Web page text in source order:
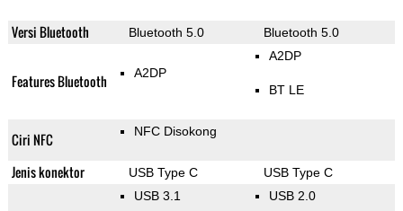
Versi Bluetooth Bluetooth 5.0 Bluetooth 5.0
Features Bluetooth A2DP
A2DP
BT LE
Ciri NFC NFC Disokong
Jenis konektor USB Type C USB Type C
USB 3.1 USB 2.0